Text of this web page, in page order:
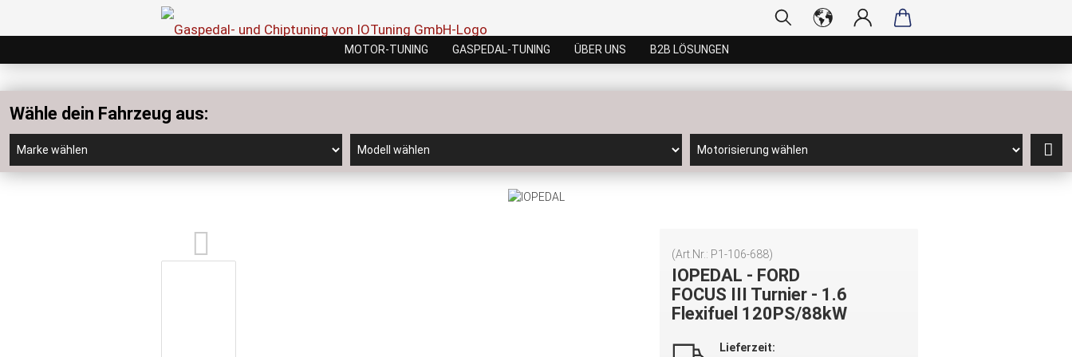
MOTOR-TUNING GASPEDAL-TUNING ÜBER UNS B2B LÖSUNGEN
Wähle dein Fahrzeug aus:
(Art.Nr.: P1-106-688)
IOPEDAL - FORD
FOCUS III Turnier - 1.6
Flexifuel 120PS/88kW
Lieferzeit: